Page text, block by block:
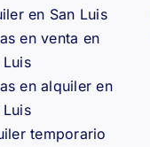
en San Luis
en venta en
Luis
en alquiler en
Luis
temporario